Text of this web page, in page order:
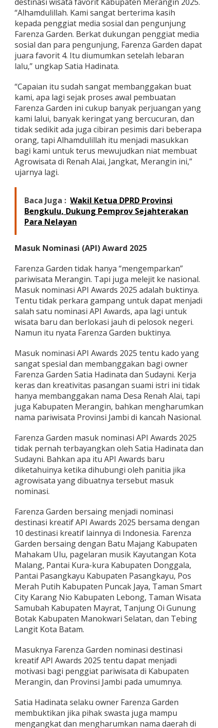
“Alhamdulillah. Kami sangat berterima kasih
kepada penggiat media sosial dan pengunjung
Farenza Garden. Berkat dukungan penggiat media
sosial dan para pengunjung, Farenza Garden dapat
juara favorit 4. Itu diumumkan setelah lebaran
lalu,” ungkap Satia Hadinata.
“Capaian itu sudah sangat membanggakan buat
kami, apa lagi sejak proses awal pembuatan
Farenza Garden ini cukup banyak perjuangan yang
kami lalui, banyak keringat yang bercucuran, dan
tidak sedikit ada juga cibiran pesimis dari beberapa
orang, tapi Alhamdulillah itu menjadi masukkan
bagi kami untuk terus mewujudkan niat membuat
Agrowisata di Renah Alai, Jangkat, Merangin ini,”
ujarnya lagi.
Baca Juga : Wakil Ketua DPRD Provinsi
Bengkulu, Dukung Pemprov Sejahterakan
Para Nelayan
Masuk Nominasi (API) Award 2025
Farenza Garden tidak hanya “mengemparkan”
pariwisata Merangin. Tapi juga melejit ke nasional.
Masuk nominasi API Awards 2025 adalah buktinya.
Tentu tidak perkara gampang untuk dapat menjadi
salah satu nominasi API Awards, apa lagi untuk
wisata baru dan berlokasi jauh di pelosok negeri.
Namun itu nyata Farenza Garden buktinya.
Masuk nominasi API Awards 2025 tentu kado yang
sangat spesial dan membanggakan bagi owner
Farenza Garden Satia Hadinata dan Sudayni. Kerja
keras dan kreativitas pasangan suami istri ini tidak
hanya membanggakan nama Desa Renah Alai, tapi
juga Kabupaten Merangin, bahkan mengharumkan
nama pariwisata Provinsi Jambi di kancah Nasional.
Farenza Garden masuk nominasi API Awards 2025
tidak pernah terbayangkan oleh Satia Hadinata dan
Sudayni. Bahkan apa itu API Awards baru
diketahuinya ketika dihubungi oleh panitia jika
agrowisata yang dibuatnya tersebut masuk
nominasi.
Farenza Garden bersaing menjadi nominasi
destinasi kreatif API Awards 2025 bersama dengan
10 destinasi kreatif lainnya di Indonesia. Farenza
Garden bersaing dengan Batu Majang Kabupaten
Mahakam Ulu, pagelaran musik Kayutangan Kota
Malang, Pantai Kura-kura Kabupaten Donggala,
Pantai Pasangkayu Kabupaten Pasangkayu, Pos
Merah Putih Kabupaten Puncak Jaya, Taman Smart
City Karang Nio Kabupaten Lebong, Taman Wisata
Samubah Kabupaten Mayrat, Tanjung Oi Gunung
Botak Kabupaten Manokwari Selatan, dan Tebing
Langit Kota Batam.
Masuknya Farenza Garden nominasi destinasi
kreatif API Awards 2025 tentu dapat menjadi
motivasi bagi penggiat pariwisata di Kabupaten
Merangin, dan Provinsi Jambi pada umumnya.
Satia Hadinata selaku owner Farenza Garden
membuktikan jika pihak swasta juga mampu
mengangkat dan mengharumkan nama daerah di